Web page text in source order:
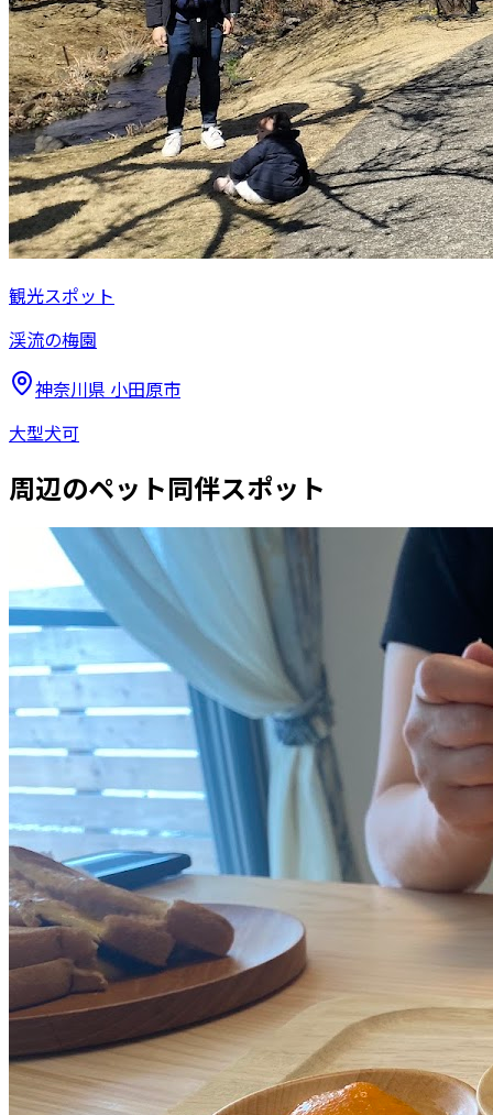
観光スポット
渓流の梅園
神奈川県 小田原市
大型犬可
周辺のペット同伴スポット